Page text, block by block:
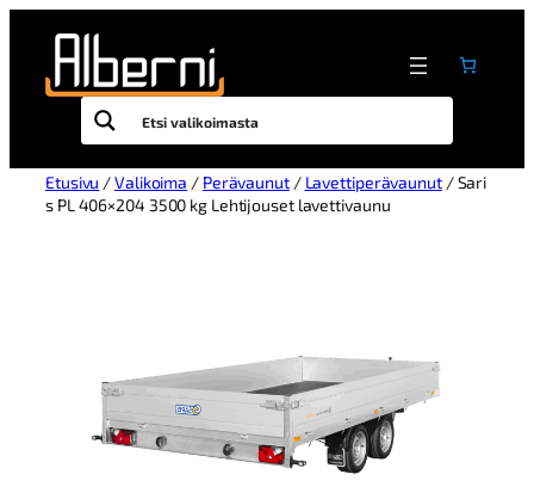
Etusivu /Valikoima / Perävaunut/ Lavettiperävaunut/ Sari
s PL 406×204 3500 kg Lehtijouset lavettivaunu